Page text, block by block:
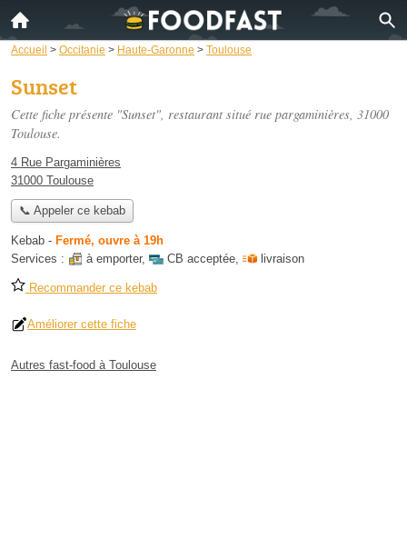
Accueil > Occitanie > Haute-Garonne > Toulouse
Sunset
Cette fiche présente "Sunset", restaurant situé rue pargaminières, 31000
Toulouse.
4 Rue Pargaminières
31000 Toulouse
📞 Appeler ce kebab
Kebab - Fermé, ouvre à 19h
Services :
à emporter, CB acceptée, livraison
Recommander ce kebab
Améliorer cette fiche
Autres fast-food à Toulouse